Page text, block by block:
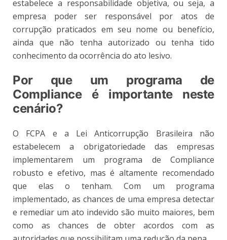
estabelece a responsabilidade objetiva, ou seja, a
empresa poder ser responsável por atos de
corrupção praticados em seu nome ou benefício,
ainda que não tenha autorizado ou tenha tido
conhecimento da ocorrência do ato lesivo.
Por que um programa de
Compliance é importante neste
cenário?
O FCPA e a Lei Anticorrupção Brasileira não
estabelecem a obrigatoriedade das empresas
implementarem um programa de Compliance
robusto e efetivo, mas é altamente recomendado
que elas o tenham. Com um programa
implementado, as chances de uma empresa detectar
e remediar um ato indevido são muito maiores, bem
como as chances de obter acordos com as